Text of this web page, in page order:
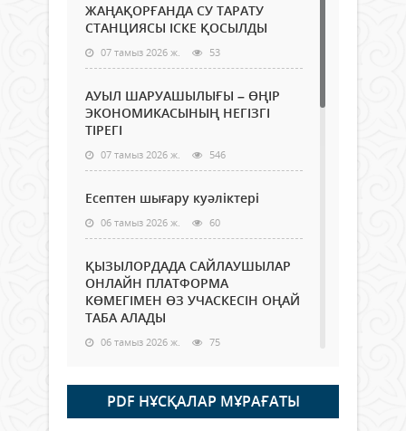
ЖАҢАҚОРҒАНДА СУ ТАРАТУ
СТАНЦИЯСЫ ІСКЕ ҚОСЫЛДЫ
07 тамыз 2026 ж. 53
АУЫЛ ШАРУАШЫЛЫҒЫ – ӨҢІР
ЭКОНОМИКАСЫНЫҢ НЕГІЗГІ
ТІРЕГІ
07 тамыз 2026 ж. 546
Есептен шығару куәліктері
06 тамыз 2026 ж. 60
ҚЫЗЫЛОРДАДА САЙЛАУШЫЛАР
ОНЛАЙН ПЛАТФОРМА
КӨМЕГІМЕН ӨЗ УЧАСКЕСІН ОҢАЙ
ТАБА АЛАДЫ
06 тамыз 2026 ж. 75
Open Air: Қызылорда облысы
полиция департаменті 20
мыңнан астам көрерменнің
PDF НҰСҚАЛАР МҰРАҒАТЫ